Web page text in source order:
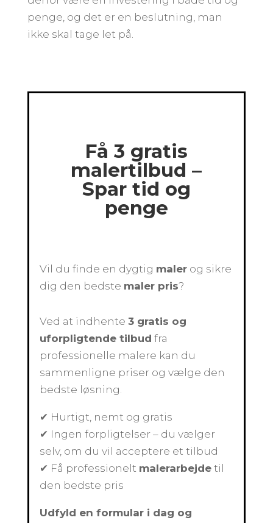
penge, og det er en beslutning, man
ikke skal tage let på.
Få 3 gratis
malertilbud –
Spar tid og
penge
Vil du finde en dygtig maler og sikre
dig den bedste maler pris?
Ved at indhente3 gratis og
uforpligtende tilbud fra
professionelle malere kan du
sammenligne priser og vælge den
bedste løsning.
✔ Hurtigt, nemt og gratis
✔ Ingen forpligtelser – du vælger
selv, om du vil acceptere et tilbud
✔ Få professionelt malerarbejde til
den bedste pris
Udfyld en formular i dag og